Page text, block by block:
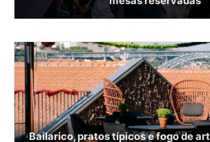
Bailarico, pratos típicos e fogo de